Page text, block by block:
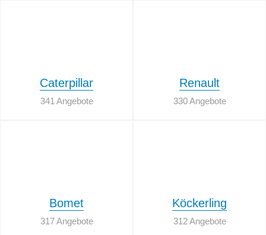
Caterpillar
341 Angebote
Renault
330 Angebote
Bomet
317 Angebote
Köckerling
312 Angebote